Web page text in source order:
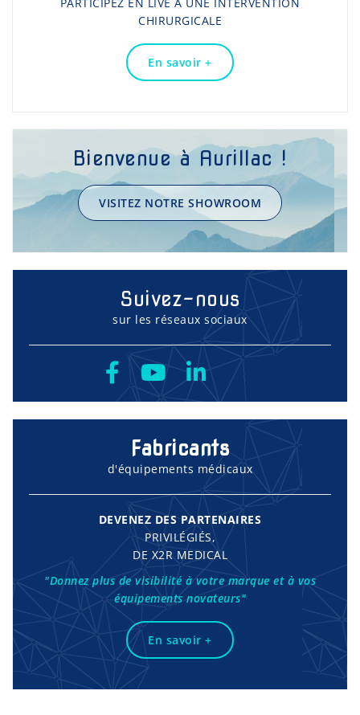
CHIRURGICALE
En savoir +
Bienvenue à Aurillac !
VISITEZ NOTRE SHOWROOM
Suivez-nous
sur les réseaux sociaux
Fabricants
d'équipements médicaux
DEVENEZ DES PARTENAIRES
PRIVILÉGIÉS,
DE X2R MEDICAL
"Donnez plus de visibilité à votre marque et à vos
équipements novateurs"
En savoir +